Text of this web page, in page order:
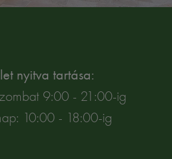
nyitva tartása:
9:00 - 21:00-ig
10:00 - 18:00-ig